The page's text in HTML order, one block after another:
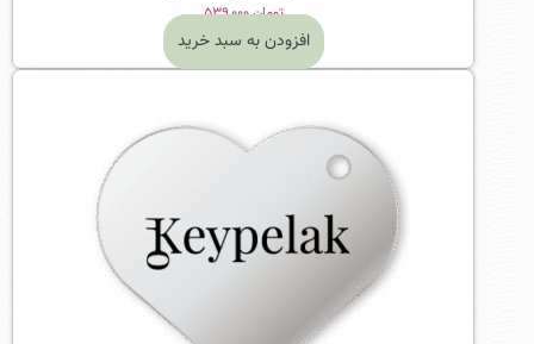
تومان۵۳۹,۰۰۰
افزودن به سبد خرید